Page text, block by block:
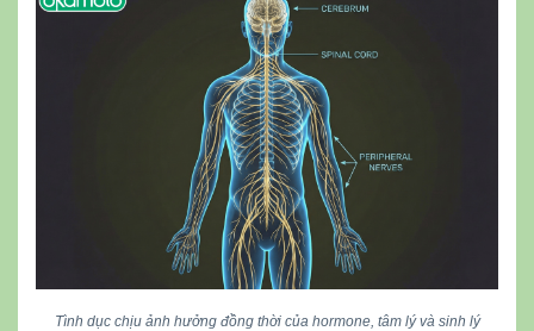
Tình dục chịu ảnh hưởng đồng thời của hormone, tâm lý và sinh lý